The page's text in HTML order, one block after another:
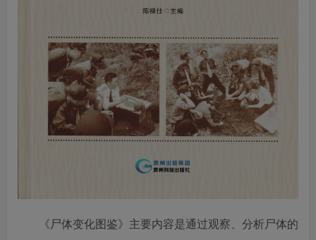
《尸体变化图鉴》主要内容是通过观察、分析尸体的